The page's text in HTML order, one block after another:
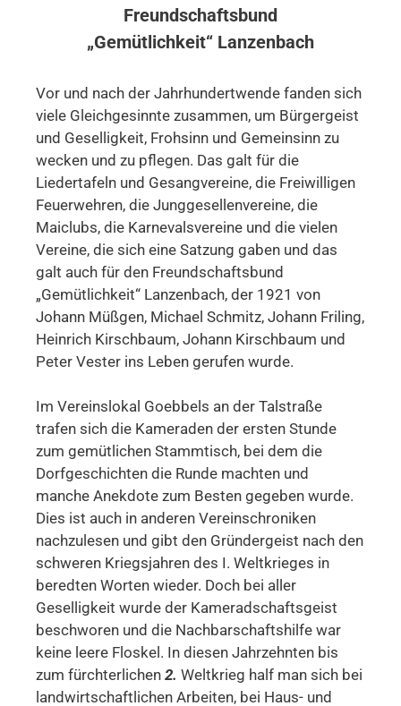
Freundschaftsbund
„Gemütlichkeit“ Lanzenbach
Vor und nach der Jahrhundertwende fanden sich
viele Gleichgesinnte zusammen, um Bürgergeist
und Geselligkeit, Frohsinn und Gemeinsinn zu
wecken und zu pflegen. Das galt für die
Liedertafeln und Gesangvereine, die Freiwilligen
Feuerwehren, die Junggesellenvereine, die
Maiclubs, die Karnevalsvereine und die vielen
Vereine, die sich eine Satzung gaben und das
galt auch für den Freundschaftsbund
„Gemütlichkeit“ Lanzenbach, der 1921 von
Johann Müßgen, Michael Schmitz, Johann Friling,
Heinrich Kirschbaum, Johann Kirschbaum und
Peter Vester ins Leben gerufen wurde.
Im Vereinslokal Goebbels an der Talstraße
trafen sich die Kameraden der ersten Stunde
zum gemütlichen Stammtisch, bei dem die
Dorfgeschichten die Runde machten und
manche Anekdote zum Besten gegeben wurde.
Dies ist auch in anderen Vereinschroniken
nachzulesen und gibt den Gründergeist nach den
schweren Kriegsjahren des I. Weltkrieges in
beredten Worten wieder. Doch bei aller
Geselligkeit wurde der Kameradschaftsgeist
beschworen und die Nachbarschaftshilfe war
keine leere Floskel. In diesen Jahrzehnten bis
zum fürchterlichen 2. Weltkrieg half man sich bei
landwirtschaftlichen Arbeiten, bei Haus- und